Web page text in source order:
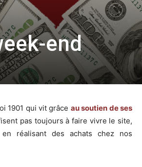
end
1901 qui vit grâce au soutien de ses
pas toujours à faire vivre le site,
réalisant des achats chez nos